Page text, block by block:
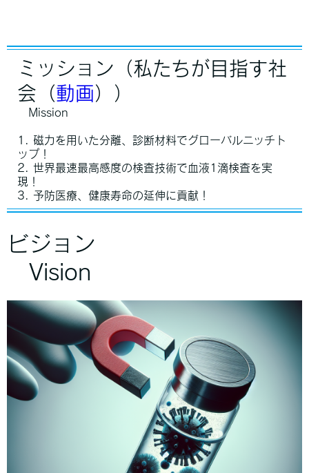
ミッション（私たちが目指す社
会（動画））
Mission
1. 磁力を用いた分離、診断材料でグローバルニッチト
ップ！
2. 世界最速最高感度の検査技術で血液1滴検査を実
現！
3. 予防医療、健康寿命の延伸に貢献！
ビジョン
Vision